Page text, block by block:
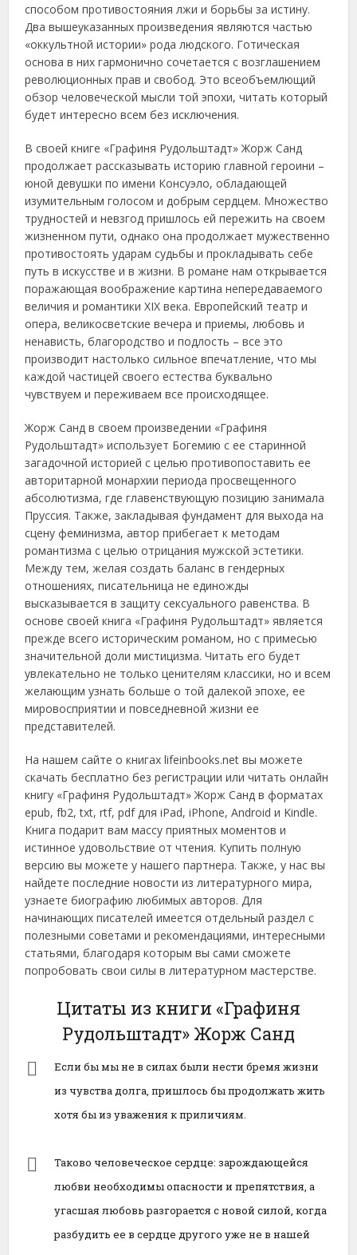
способом противостояния лжи и борьбы за истину.
Два вышеуказанных произведения являются частью
«оккультной истории» рода людского. Готическая
основа в них гармонично сочетается с возглашением
революционных прав и свобод. Это всеобъемлющий
обзор человеческой мысли той эпохи, читать который
будет интересно всем без исключения.
В своей книге «Графиня Рудольштадт» Жорж Санд
продолжает рассказывать историю главной героини –
юной девушки по имени Консуэло, обладающей
изумительным голосом и добрым сердцем. Множество
трудностей и невзгод пришлось ей пережить на своем
жизненном пути, однако она продолжает мужественно
противостоять ударам судьбы и прокладывать себе
путь в искусстве и в жизни. В романе нам открывается
поражающая воображение картина непередаваемого
величия и романтики XIX века. Европейский театр и
опера, великосветские вечера и приемы, любовь и
ненависть, благородство и подлость – все это
производит настолько сильное впечатление, что мы
каждой частицей своего естества буквально
чувствуем и переживаем все происходящее.
Жорж Санд в своем произведении «Графиня
Рудольштадт» использует Богемию с ее старинной
загадочной историей с целью противопоставить ее
авторитарной монархии периода просвещенного
абсолютизма, где главенствующую позицию занимала
Пруссия. Также, закладывая фундамент для выхода на
сцену феминизма, автор прибегает к методам
романтизма с целью отрицания мужской эстетики.
Между тем, желая создать баланс в гендерных
отношениях, писательница не единожды
высказывается в защиту сексуального равенства. В
основе своей книга «Графиня Рудольштадт» является
прежде всего историческим романом, но с примесью
значительной доли мистицизма. Читать его будет
увлекательно не только ценителям классики, но и всем
желающим узнать больше о той далекой эпохе, ее
мировосприятии и повседневной жизни ее
представителей.
На нашем сайте о книгах lifeinbooks.net вы можете
скачать бесплатно без регистрации или читать онлайн
книгу «Графиня Рудольштадт» Жорж Санд в форматах
epub, fb2, txt, rtf, pdf для iPad, iPhone, Android и Kindle.
Книга подарит вам массу приятных моментов и
истинное удовольствие от чтения. Купить полную
версию вы можете у нашего партнера. Также, у нас вы
найдете последние новости из литературного мира,
узнаете биографию любимых авторов. Для
начинающих писателей имеется отдельный раздел с
полезными советами и рекомендациями, интересными
статьями, благодаря которым вы сами сможете
попробовать свои силы в литературном мастерстве.
Цитаты из книги «Графиня
Рудольштадт» Жорж Санд
Если бы мы не в силах были нести бремя жизни
из чувства долга, пришлось бы продолжать жить
хотя бы из уважения к приличиям.
Таково человеческое сердце: зарождающейся
любви необходимы опасности и препятствия, а
угасшая любовь разгорается с новой силой, когда
разбудить ее в сердце другого уже не в нашей